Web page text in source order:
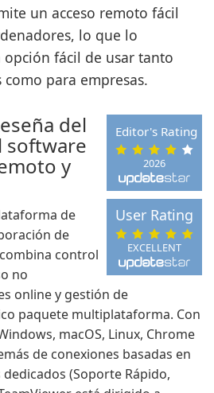
un acceso remoto fácil
lo que lo
fácil de usar tanto
para empresas.
2026
Editor's Rating
EXCELLENT
User Rating
del
software
y
de
de
control
no
online y gestión de
paquete multiplataforma. Con
macOS, Linux, Chrome
de conexiones basadas en
(Soporte Rápido,